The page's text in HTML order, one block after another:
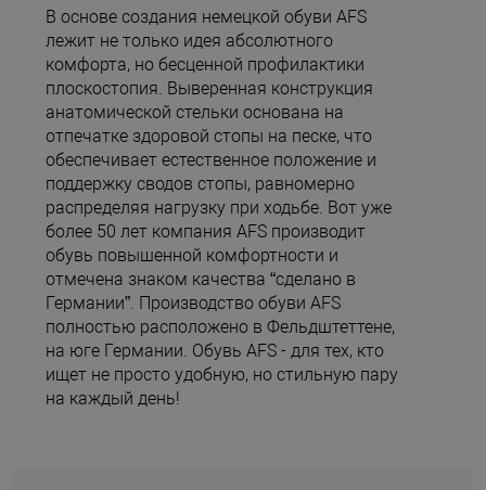
В основе создания немецкой обуви AFS
лежит не только идея абсолютного
комфорта, но бесценной профилактики
плоскостопия. Выверенная конструкция
анатомической стельки основана на
отпечатке здоровой стопы на песке, что
обеспечивает естественное положение и
поддержку сводов стопы, равномерно
распределяя нагрузку при ходьбе. Вот уже
более 50 лет компания AFS производит
обувь повышенной комфортности и
отмечена знаком качества “сделано в
Германии”. Производство обуви AFS
полностью расположено в Фельдштеттене,
на юге Германии. Обувь AFS - для тех, кто
ищет не просто удобную, но стильную пару
на каждый день!